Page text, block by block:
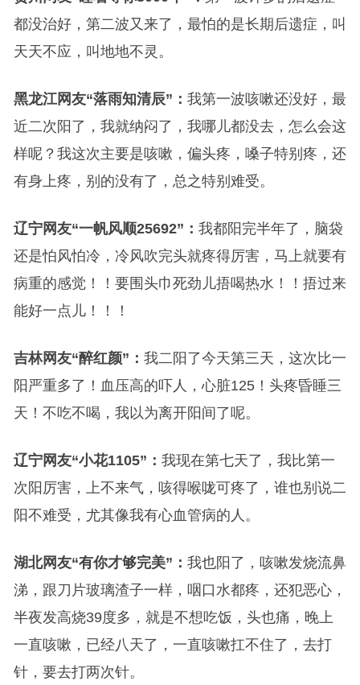
都没治好，第二波又来了，最怕的是长期后遗症，叫
天天不应，叫地地不灵。
黑龙江网友“落雨知清辰”： 我第一波咳嗽还没好，最
近二次阳了，我就纳闷了，我哪儿都没去，怎么会这
样呢？我这次主要是咳嗽，偏头疼，嗓子特别疼，还
有身上疼，别的没有了，总之特别难受。
辽宁网友“一帆风顺25692”： 我都阳完半年了，脑袋
还是怕风怕冷，冷风吹完头就疼得厉害，马上就要有
病重的感觉！！要围头巾死劲儿捂喝热水！！捂过来
能好一点儿！！！
吉林网友“醉红颜”： 我二阳了今天第三天，这次比一
阳严重多了！血压高的吓人，心脏125！头疼昏睡三
天！不吃不喝，我以为离开阳间了呢。
辽宁网友“小花1105”： 我现在第七天了，我比第一
次阳厉害，上不来气，咳得喉咙可疼了，谁也别说二
阳不难受，尤其像我有心血管病的人。
湖北网友“有你才够完美”： 我也阳了，咳嗽发烧流鼻
涕，跟刀片玻璃渣子一样，咽口水都疼，还犯恶心，
半夜发高烧39度多，就是不想吃饭，头也痛，晚上
一直咳嗽，已经八天了，一直咳嗽扛不住了，去打
针，要去打两次针。